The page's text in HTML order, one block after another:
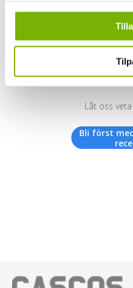
Vi letar
Låt oss
Bli först